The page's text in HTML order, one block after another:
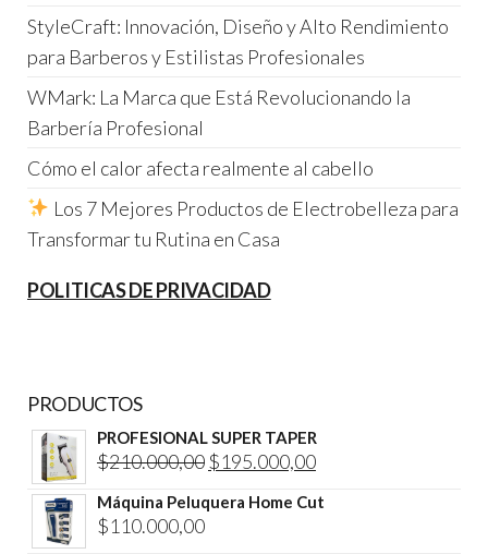
StyleCraft: Innovación, Diseño y Alto Rendimiento
para Barberos y Estilistas Profesionales
WMark: La Marca que Está Revolucionando la
Barbería Profesional
Cómo el calor afecta realmente al cabello
Los 7 Mejores Productos de Electrobelleza para
Transformar tu Rutina en Casa
POLITICAS DE PRIVACIDAD
PRODUCTOS
PROFESIONAL SUPER TAPER
$210.000,00 El
precio
$195.000,00El
precio
Máquina Peluquera Home Cut
$110.000,00